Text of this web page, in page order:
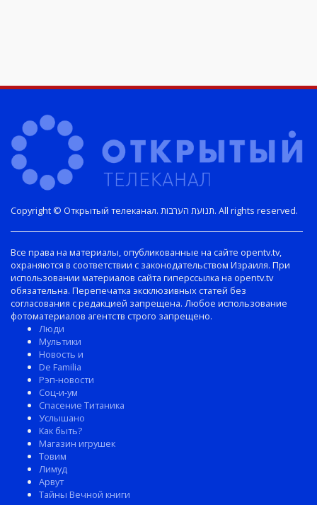
Copyright © Открытый телеканал. תנועת הערבות. All rights reserved.
Все права на материалы, опубликованные на сайте opentv.tv,
охраняются в соответствии с законодательством Израиля. При
использовании материалов сайта гиперссылка на opentv.tv
обязательна. Перепечатка эксклюзивных статей без
согласования с редакцией запрещена. Любое использование
фотоматериалов агентств строго запрещено.
Люди
Мультики
Новость и
De Familia
Рэп-новости
Соц-и-ум
Спасение Титаника
Услышано
Как быть?
Магазин игрушек
Товим
Лимуд
Арвут
Тайны Вечной книги